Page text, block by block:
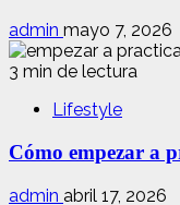
admin mayo 7, 2026
3 min de lectura
Lifestyle
Cómo empezar a
admin abril 17, 2026